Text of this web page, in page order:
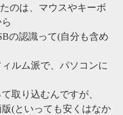
のは、マウスやキーボ
の認識って(自分も含め
ルム派で、パソコンに
取り込むんですが、
(といっても安くはなか